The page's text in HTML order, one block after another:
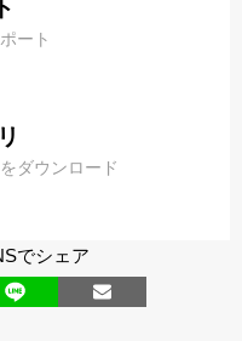
ート
ダウンロード
でシェア